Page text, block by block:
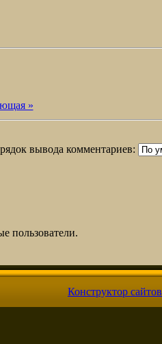
»
вывода комментариев:
пользователи.
Конструктор сайтов